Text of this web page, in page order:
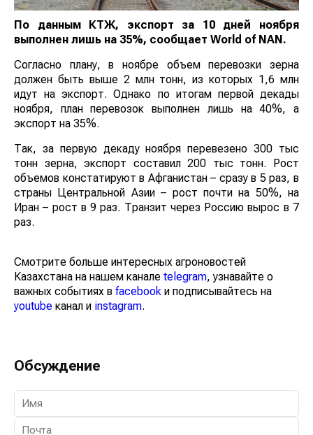
По данным КТЖ, экспорт за 10 дней ноября
выполнен лишь на 35%, сообщает World of NAN.
Согласно плану, в ноябре объем перевозки зерна
должен быть выше 2 млн тонн, из которых 1,6 млн
идут на экспорт. Однако по итогам первой декады
ноября, план перевозок выполнен лишь на 40%, а
экспорт на 35%.
Так, за первую декаду ноября перевезено 300 тыс
тонн зерна, экспорт составил 200 тыс тонн. Рост
объемов констатируют в Афганистан – сразу в 5 раз, в
страны Центральной Азии – рост почти на 50%, на
Иран – рост в 9 раз. Транзит через Россию вырос в 7
раз.
Смотрите больше интересных агроновостей
Казахстана на нашем канале telegram, узнавайте о
важных событиях в facebook и подписывайтесь на
youtube канал и instagram.
Обсуждение